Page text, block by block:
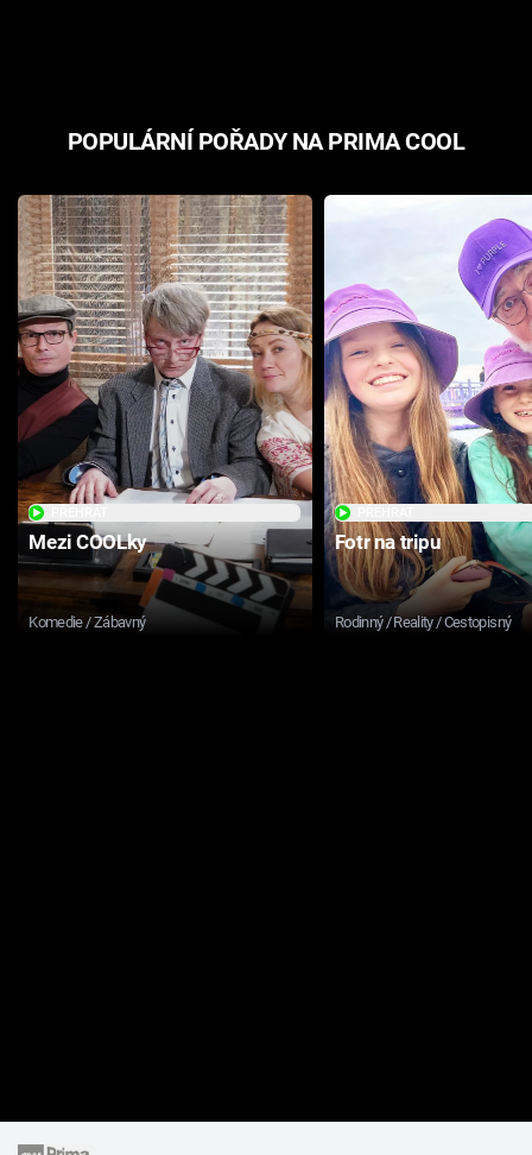
POPULÁRNÍ POŘADY NA PRIMA COOL
Mezi COOLky
Komedie / Zábavný
Fotr na tripu
Rodinný / Reality / Cestopisný